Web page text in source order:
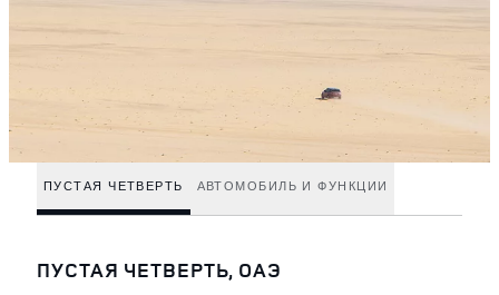
ПУСТАЯ ЧЕТВЕРТЬ АВТОМОБИЛЬ И ФУНКЦИИ
ПУСТАЯ ЧЕТВЕРТЬ, ОАЭ